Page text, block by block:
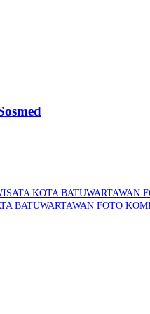
KOTA BATUWARTAWAN
BATUWARTAWAN FOTO